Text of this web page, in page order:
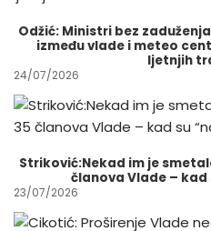
Odžić: Ministri bez
između vlade i meteo
ljetnjih
24/07/2026
Striković:Nekad im je
članova Vlade – kad
23/07/2026